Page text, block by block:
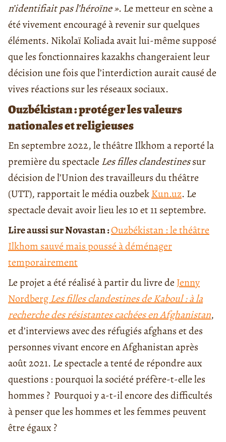
n’identifiait pas l’héroïne ». Le metteur en scène a
été vivement encouragé à revenir sur quelques
éléments. Nikolaï Koliada avait lui-même supposé
que les fonctionnaires kazakhs changeraient leur
décision une fois que l’interdiction aurait causé de
vives réactions sur les réseaux sociaux.
Ouzbékistan : protéger les valeurs
nationales et religieuses
En septembre 2022, le théâtre Ilkhom a reporté la
première du spectacle Les filles clandestinessur
décision de l’Union des travailleurs du théâtre
(UTT), rapportait le média ouzbekKun.uz. Le
spectacle devait avoir lieu les 10 et 11 septembre.
Lire aussi sur Novastan :Ouzbékistan : le théâtre
Ilkhom sauvé mais poussé à déménager
temporairement
Le projet a été réalisé à partir du livre de Jenny
NordbergLes filles clandestines de Kaboul : à la
recherche des résistantes cachées en Afghanistan,
et d’interviews avec des réfugiés afghans et des
personnes vivant encore en Afghanistan après
août 2021. Le spectacle a tenté de répondre aux
questions : pourquoi la société préfère-t-elle les
hommes ? Pourquoi y a-t-il encore des difficultés
à penser que les hommes et les femmes peuvent
être égaux ?